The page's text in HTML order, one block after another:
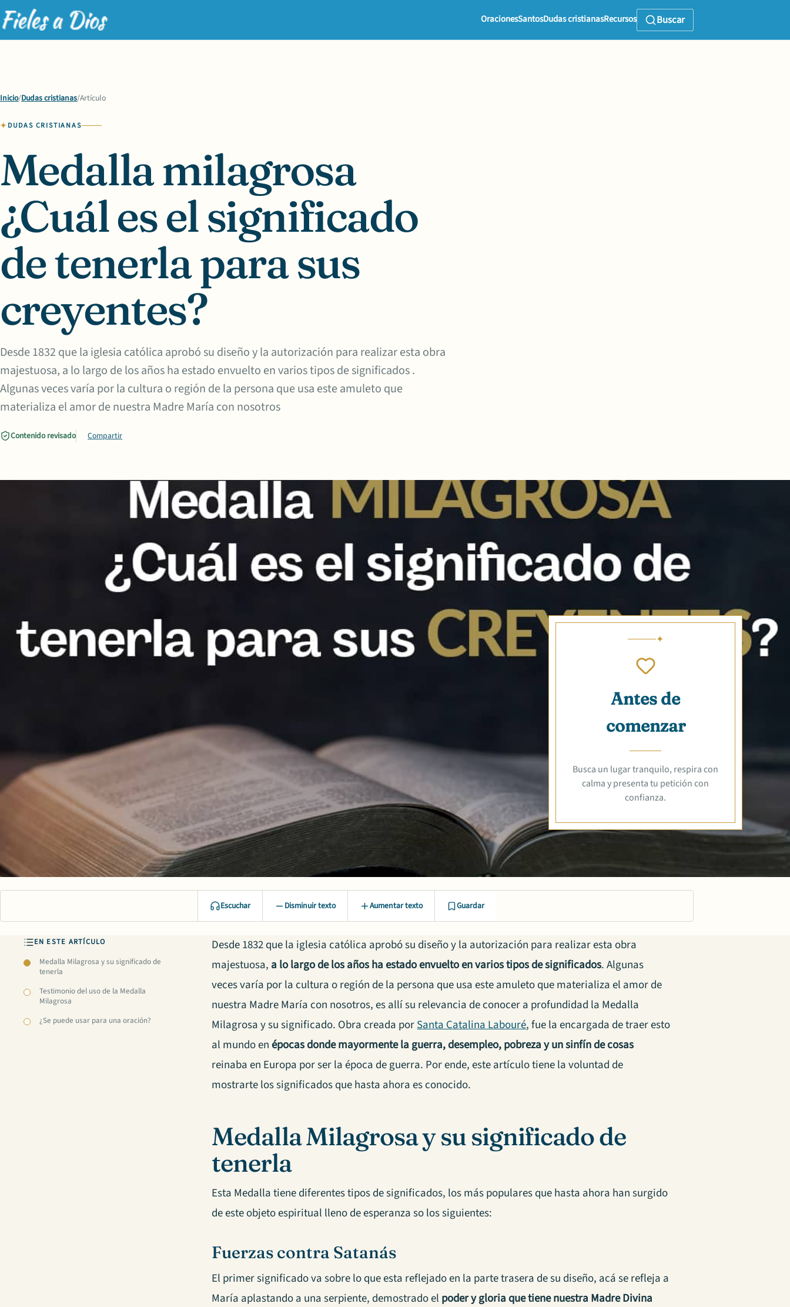
OracionesSantosDudas cristianasRecursos Buscar
Inicio/Dudas cristianas/Artículo
DUDAS CRISTIANAS
Medalla milagrosa
¿Cuál es el significado
de tenerla para sus
creyentes?
Desde 1832 que la iglesia católica aprobó su diseño y la autorización para realizar esta obra
majestuosa, a lo largo de los años ha estado envuelto en varios tipos de significados .
Algunas veces varía por la cultura o región de la persona que usa este amuleto que
materializa el amor de nuestra Madre María con nosotros
Contenido revisado Compartir
Antes de
comenzar
Busca un lugar tranquilo, respira con
calma y presenta tu petición con
confianza.
Escuchar Disminuir texto Aumentar texto Guardar
EN ESTE ARTÍCULO
Medalla Milagrosa y su significado de
tenerla
Testimonio del uso de la Medalla
Milagrosa
¿Se puede usar para una oración?
Desde 1832 que la iglesia católica aprobó su diseño y la autorización para realizar esta obra
majestuosa, a lo largo de los años ha estado envuelto en varios tipos de significados. Algunas
veces varía por la cultura o región de la persona que usa este amuleto que materializa el amor de
nuestra Madre María con nosotros, es allí su relevancia de conocer a profundidad la Medalla
Milagrosa y su significado. Obra creada porSanta Catalina Labouré, fue la encargada de traer esto
al mundo enépocas donde mayormente la guerra, desempleo, pobreza y un sinfín de cosas
reinaba en Europa por ser la época de guerra. Por ende, este artículo tiene la voluntad de
mostrarte los significados que hasta ahora es conocido.
Medalla Milagrosa y su significado de
tenerla
Esta Medalla tiene diferentes tipos de significados, los más populares que hasta ahora han surgido
de este objeto espiritual lleno de esperanza so los siguientes:
Fuerzas contra Satanás
El primer significado va sobre lo que esta reflejado en la parte trasera de su diseño, acá se refleja a
María aplastando a una serpiente, demostrado el poder y gloria que tiene nuestra Madre Divina